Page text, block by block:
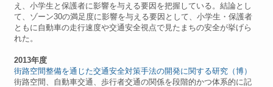
え、小学生と保護者に影響を与える要因を把握している。結論とし
て、ゾーン30の満足度に影響を与える要因として、小学生・保護者
ともに自動車の走行速度や交通安全視点で見たまちの安全が挙げら
れた。
2013年度
街路空間整備を通じた交通安全対策手法の開発に関する研究（博）
街路空間、自動車交通、歩行者交通の関係を段階的かつ体系的に記